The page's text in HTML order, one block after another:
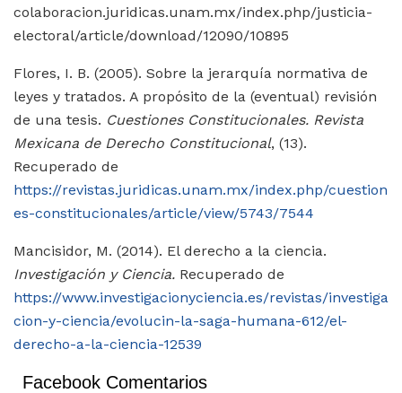
colaboracion.juridicas.unam.mx/index.php/justicia-
electoral/article/download/12090/10895
Flores, I. B. (2005). Sobre la jerarquía normativa de
leyes y tratados. A propósito de la (eventual) revisión
de una tesis. Cuestiones Constitucionales. Revista
Mexicana de Derecho Constitucional, (13).
Recuperado de
https://revistas.juridicas.unam.mx/index.php/cuestion
es-constitucionales/article/view/5743/7544
Mancisidor, M. (2014). El derecho a la ciencia.
Investigación y Ciencia. Recuperado de
https://www.investigacionyciencia.es/revistas/investiga
cion-y-ciencia/evolucin-la-saga-humana-612/el-
derecho-a-la-ciencia-12539
Facebook Comentarios